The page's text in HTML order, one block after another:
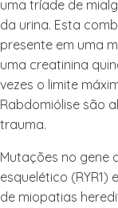
uma tríade de
da urina. Esta
presente em uma
uma creatinina
vezes o limite
Rabdomiólise são
trauma.
Mutações no gene
esquelético
de miopatias